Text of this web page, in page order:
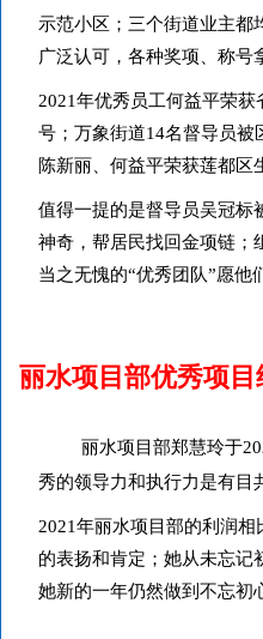
示范小区；三个街道业主都
广泛认可，各种奖项、称号
2021年优秀员工何益平荣
号；万象街道14名督导员被
陈新丽、何益平荣获莲都区
值得一提的是督导员吴冠标
神奇，帮居民找回金项链；
当之无愧的“优秀团队”愿他
丽水项目部优秀项
丽水项目部郑慧玲于
秀的领导力和执行力是有目
2021年丽水项目部的利润
的表扬和肯定；她从未忘记
她新的一年仍然做到不忘初